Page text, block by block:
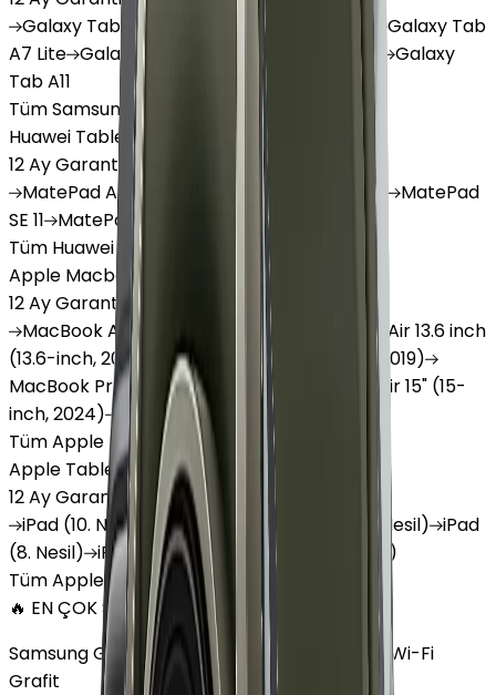
Galaxy Tab S9 Plus Tab S10 Ultra Galaxy Tab
A7 Lite Galaxy Galaxy Tab A9 Plus
Galaxy
Tab A11
Tüm Samsung Tablet'ler
Huawei Tablet
12 Ay Garanti
6 Taksit
MatePadAir MatePad MatePad 11.5"S
MatePad
SE 11
MatePad12 X
Tüm Huawei Tablet'ler
Apple Macbook
12 Ay Garanti
12 Taksit
MacBookAir 13" (13-inch, 2020) MacBook Air 13.6 inch
(13.6-inch, 2022)
MacBook
Air 13" (13-inch, 2019)
MacBook Pro 16" (16-inch, 2019)
Air 15" (15-
inch, 2024)
MacBookAir 13"
Tüm Apple Macbook'lar
Apple Tablet
12 Ay Garanti •6 Taksit
iPad (10. Nesil) iPadAir (6. Nesil) (9. Nesil) iPad
(8. Nesil) iPad Air (5. Nesil) iPad
Air (2. Nesil)
Tüm Apple Tablet'ler
🔥 EN ÇOK SATAN
Samsung Galaxy Tab S9 Plus 256 GB 12.4 inç Wi-Fi
Grafit